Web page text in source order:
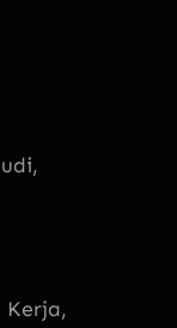
Kerja,